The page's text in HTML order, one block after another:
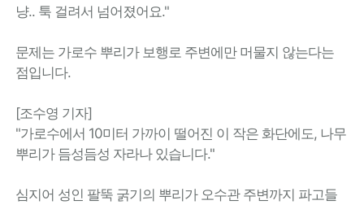
냥.. 툭 걸려서 넘어졌어요."
문제는 가로수 뿌리가 보행로 주변에만 머물지 않는다는
점입니다.
[조수영 기자]
"가로수에서 10미터 가까이 떨어진 이 작은 화단에도, 나무
뿌리가 듬성듬성 자라나 있습니다."
심지어 성인 팔뚝 굵기의 뿌리가 오수관 주변까지 파고들